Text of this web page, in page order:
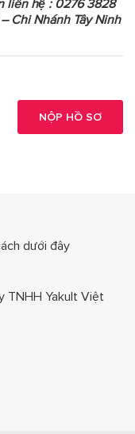
liên hệ : 0276 3828
Chi Nhánh Tây Ninh
NỘP HỒ SƠ
dưới đây
TNHH Yakult Việt